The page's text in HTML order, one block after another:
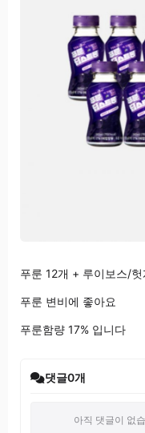
푸룬 12개 + 루이보스/
푸룬 변비에 좋아요
푸룬함량 17% 입니다
댓글0개
아직 댓글이 없